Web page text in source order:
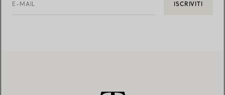
E-MAIL ISCRIVITI